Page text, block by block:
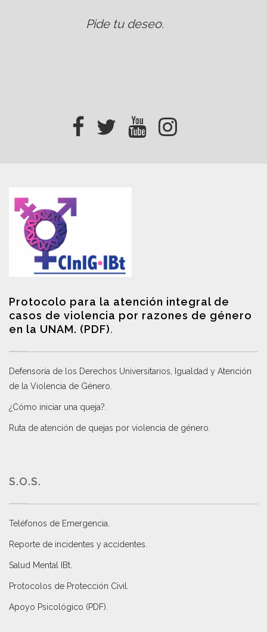
Pide tu deseo.
Protocolo para la atención integral de
casos de violencia por razones de género
en la UNAM. (PDF).
Defensoría de los Derechos Universitarios, Igualdad y Atención
de la Violencia de Género
¿Cómo iniciar una queja?
Ruta de atención de quejas por violencia de género
S.O.S.
Teléfonos de Emergencia.
Reporte de incidentes y accidentes
Salud Mental IBt
Protocolos de Protección Civil
Apoyo Psicológico (PDF)